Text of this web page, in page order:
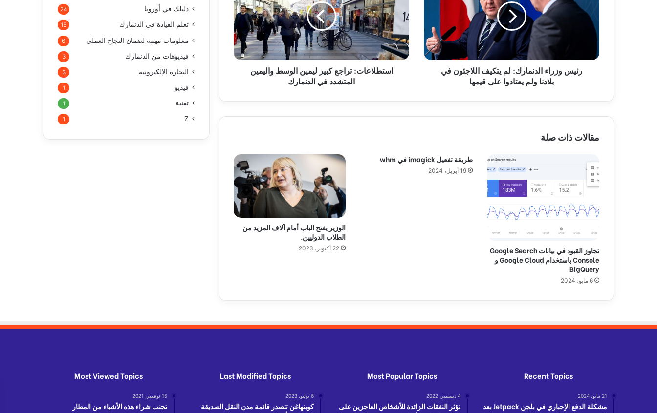
ء
ن
ك
ل
م
ي
ي
ل
ا
ج
ئ
ي
و
ل
رئيس وزراء الدنمارك: لم يتكيف اللاجئون في
بلادنا ولم يعتادوا على قيمها
ل
ع
ا
ت
ا
ر
ي
ت
د
استطلاعات: تراجع كبير ليمين الوسط واليمين
المتشدد في الدنمارك
مقالات ذات صلة
تجاوز القيود في بيانات Google Search
Console باستخدام Google Cloud و
BigQuery
6 مايو، 2024
طريقة تفعيل imagick في whm
19 أبريل، 2024
الوزير يفتح الباب أمام آلاف المزيد من
الطلاب الدوليين.
22 أكتوبر، 2023
دليلك في أوروبا 24
تعلم القيادة في الدنمارك 15
معلومات مهمة لضمان النجاح العملي 6
فيديوهات من الدنمارك 3
التجارة الإلكترونية 3
فيديو 1
تقنية 1
Z
1
Recent Topics
21 مايو، 2024
مشكلة الدفع الإجباري في بلجن Jetpack بعد
Most Popular Topics
4 ديسمبر، 2022
تؤثر النفقات الزائدة للأشخاص العاجزين على
Last Modified Topics
6 يوليو، 2023
كوبنهاغن تتصدر قائمة مدن النقل الصديقة
Most Viewed Topics
15 نوفمبر، 2021
تجنب شراء هذه الأشياء من المطار